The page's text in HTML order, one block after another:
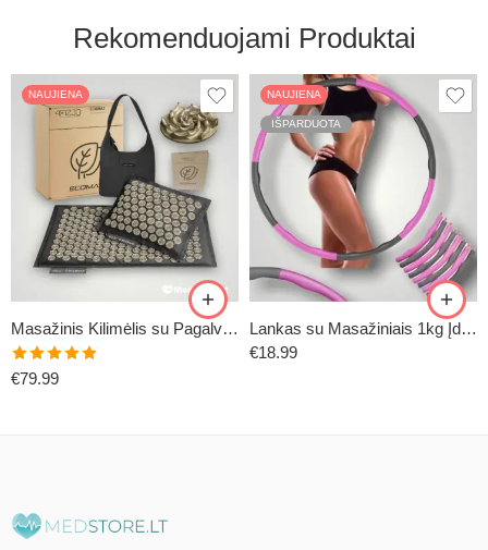
Rekomenduojami Produktai
NAUJIENA
Masažinis Kilimėlis su Pagalve (ECOMAT2)
Įvertinimas:
€79.99
NAUJIENA
IŠPARDUOTA
Lankas su Masažiniais 1kg Įdėklais
€18.99